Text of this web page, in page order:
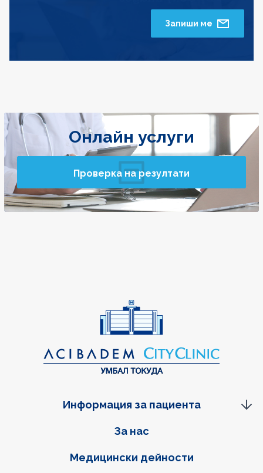
Запиши ме
Онлайн услуги
Проверка на резултати
Фуутер навигация
За нас
Медицински дейности
Информация за пациента